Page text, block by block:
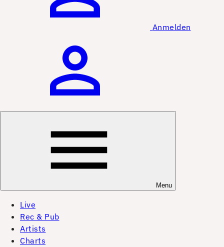
Anmelden
Menu
Live
Rec & Pub
Artists
Charts